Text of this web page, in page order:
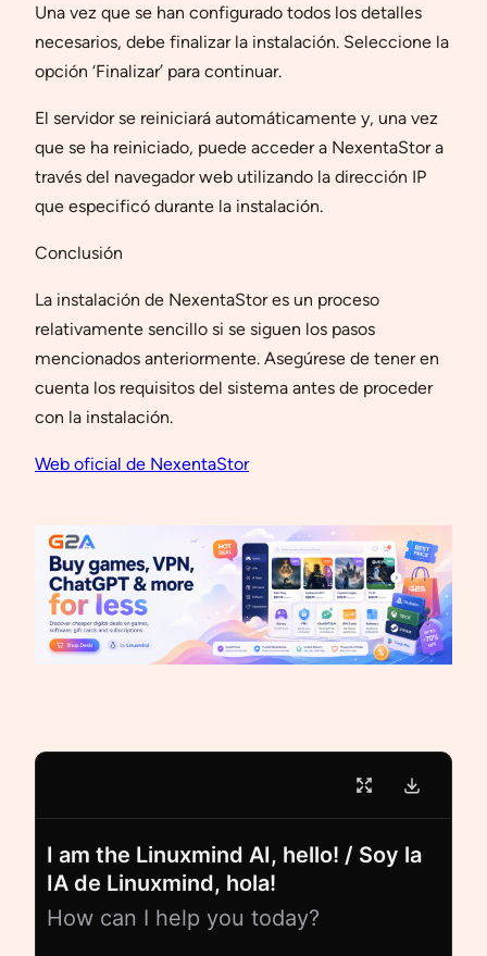
Una vez que se han configurado todos los detalles
necesarios, debe finalizar la instalación. Seleccione la
opción ‘Finalizar’ para continuar.
El servidor se reiniciará automáticamente y, una vez
que se ha reiniciado, puede acceder a NexentaStor a
través del navegador web utilizando la dirección IP
que especificó durante la instalación.
Conclusión
La instalación de NexentaStor es un proceso
relativamente sencillo si se siguen los pasos
mencionados anteriormente. Asegúrese de tener en
cuenta los requisitos del sistema antes de proceder
con la instalación.
Web oficial de NexentaStor
I am the Linuxmind AI, hello! / Soy la
IA de Linuxmind, hola!
How can I help you today?